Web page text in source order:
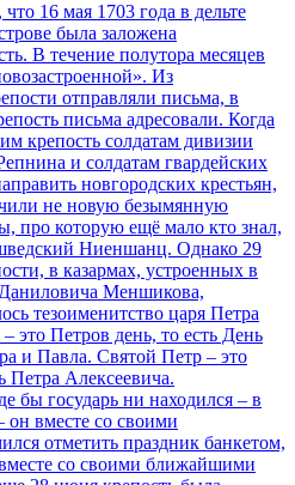
16 мая 1703 года в дельте
была заложена
В течение полутора месяцев
Из
отправляли письма, в
письма адресовали. Когда
крепость солдатам дивизии
и солдатам гвардейских
новгородских крестьян,
не новую безымянную
про которую ещё мало кто знал,
Ниеншанц. Однако 29
в казармах, устроенных в
Меншикова,
тезоименитство царя Петра
это Петров день, то есть День
и Павла. Святой Петр – это
Петра Алексеевича.
бы государь ни находился – в
вместе со своими
отметить праздник банкетом,
со своими ближайшими